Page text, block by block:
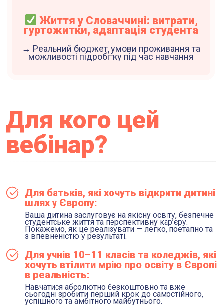
Життя у Словаччині: витрати,
гуртожитки, адаптація студента
→ Реальний бюджет, умови проживання та
можливості підробітку під час навчання
Для кого цей
вебінар?
Для батьків, які хочуть відкрити дитині
шлях у Європу:
Ваша дитина заслуговує на якісну освіту, безпечне
студентське життя та перспективну кар’єру.
Покажемо, як це реалізувати — легко, поетапно та
з впевненістю у результаті.
Для учнів 10–11 класів та коледжів, які
хочуть втілити мрію про освіту в Європі
в реальність:
Навчатися абсолютно безкоштовно та вже
сьогодні зробити перший крок до самостійного,
успішного та амбітного майбутнього.